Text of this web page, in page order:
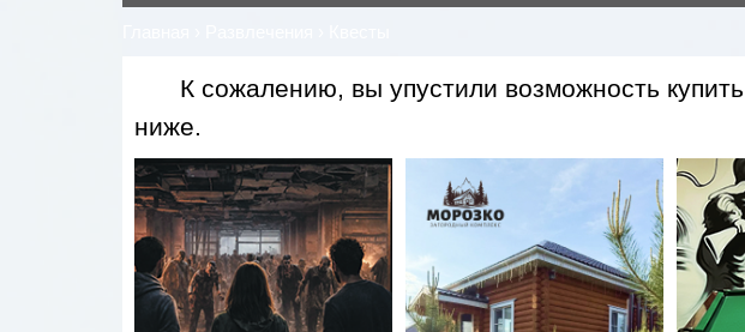
К сожалению, вы упустили возможность
ниже.